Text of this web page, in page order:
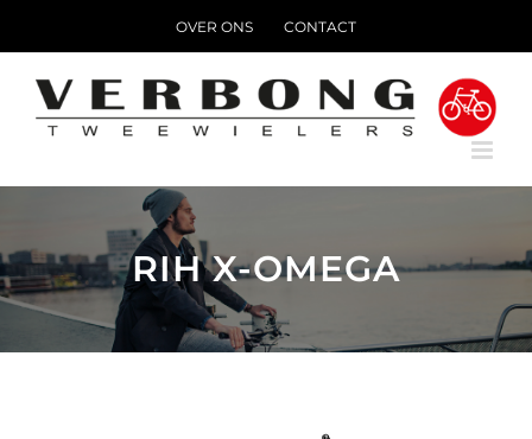
OVER ONS CONTACT
RIH X-OMEGA